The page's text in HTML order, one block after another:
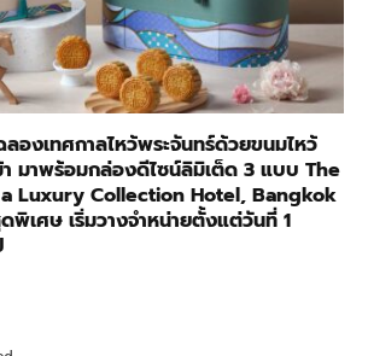
องเทศกาลไหว้พระจันทร์ด้วยขนมไหว้
า มาพร้อมกล่องดีไซน์ลิมิเต็ด 3 แบบ The
Luxury Collection Hotel, Bangkok
พิเศษ เริ่มวางจำหน่ายตั้งแต่วันที่ 1